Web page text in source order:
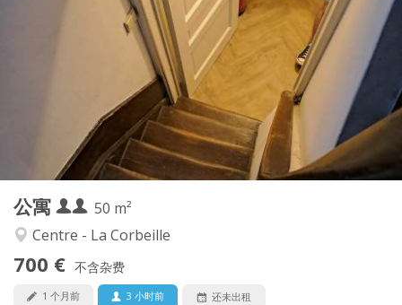
公寓
50 m²
Centre - La Corbeille
700 € 不含杂费
1 个月前 3 小时前 还未出租
租金:
700 € (350 €/个人)
水电费:
50 € (25 €/个人)
租期:
12个月
住房登记:
可登记
布局
浴室:
独立
厨房:
独立（单独房间）
面积:
50 m
2
私人房间:
3